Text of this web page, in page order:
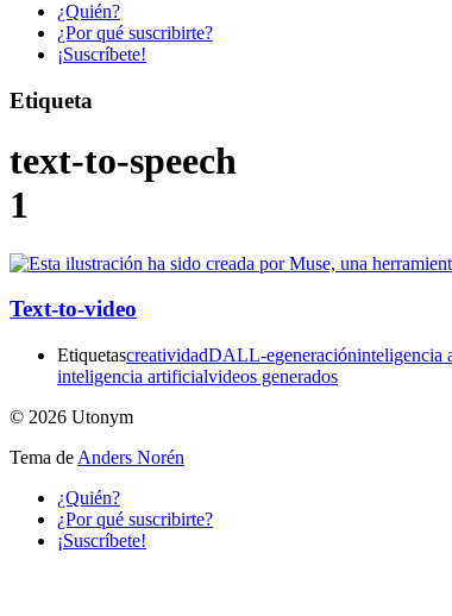
¿Quién?
¿Por qué suscribirte?
¡Suscríbete!
Etiqueta
text-to-speech
1
Text-to-video
EtiquetascreatividadDALL-egeneracióninteligencia
inteligencia artificialvideos generados
© 2026 Utonym
Tema de Anders Norén
¿Quién?
¿Por qué suscribirte?
¡Suscríbete!